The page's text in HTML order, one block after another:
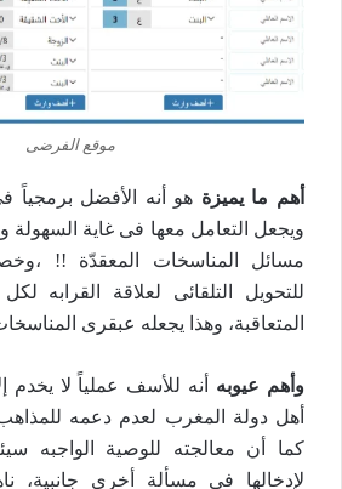
موقع الفرضى
أهم ما يميزة هو أنه الأفضل برمجياً
ويجعل التعامل معها فى غاية
مسائل المناسخات المعقدّة !!
للتحويل التلقائى لعلاقة القرابه
المتعاقبة، وهذا يجعله عبقرى
وأهم عيوبه أنه للأسف عملياً لا يخدم
أهل دولة المغرب لعدم دعمه للمذاهب
كما أن معالجته للوصية الواجبه
لإدخالها فى مسألة أخرى جانبية،